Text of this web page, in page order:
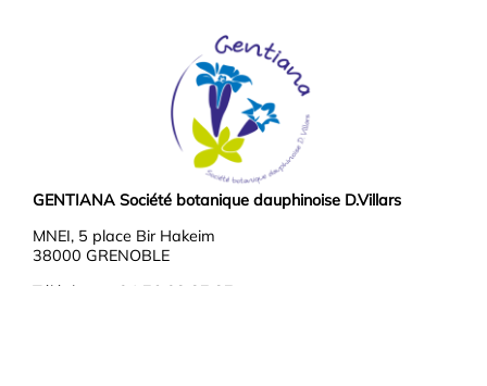
GENTIANA Société botanique dauphinoise D.Villars
MNEI, 5 place Bir Hakeim
38000 GRENOBLE
Téléphone : 04 76 03 37 37